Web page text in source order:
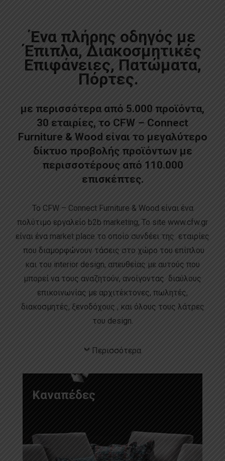
Ένα πλήρης οδηγός με
Έπιπλα, Διακοσμητικές
Επιφάνειες, Πατώματα,
Πόρτες.
με περισσότερα από 5.000 προϊόντα,
30 εταιρίες, το CFW – Connect
Furniture & Wood είναι το μεγαλύτερο
δίκτυο προβολής προϊόντων με
περισσοτέρους από 110.000
επισκέπτες.
Το CFW – Connect Furniture & Wood είναι ένα
πολύτιμο εργαλείο b2b marketing, Το site www.cfw.gr
είναι ένα market place το οποίο συνδέει της εταιρίες
που διαμορφώνουν τάσεις στο χώρο του επίπλου
και του interior design, απευθείας με αυτούς που
μπορεί να τους αναζητούν, ανοίγοντας διαύλους
επικοινωνίας με αρχιτέκτονες, πωλητές,
διακοσμητές, ξενοδόχους , και όλους τους λάτρες
του design.
Περισσότερα
Καναπέδες